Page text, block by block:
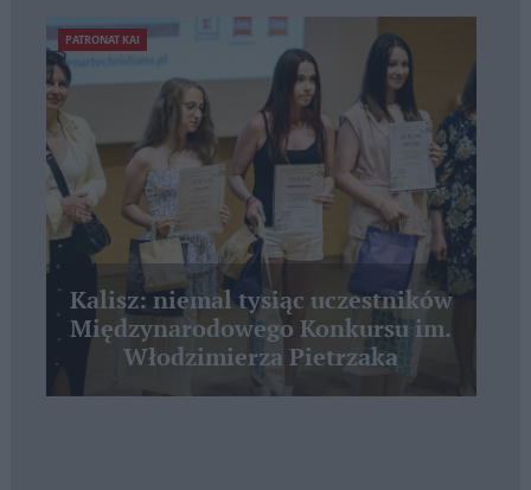
PATRONAT KAI
Kalisz: niemal tysiąc uczestników
Międzynarodowego Konkursu im.
Włodzimierza Pietrzaka